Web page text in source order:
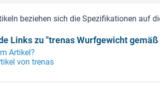
beziehen sich die Spezifikationen auf
Links zu "trenas Wurfgewicht gemäß
Artikel?
von trenas